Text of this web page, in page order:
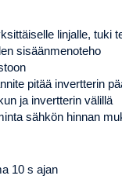
linjalle, tuki
sisäänmenoteho
pitää invertterin
ja invertterin välillä
sähkön hinnan
10 s ajan